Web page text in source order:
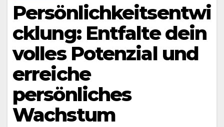
Persönlichkeitsentwi
cklung: Entfalte dein
volles Potenzial und
erreiche
persönliches
Wachstum